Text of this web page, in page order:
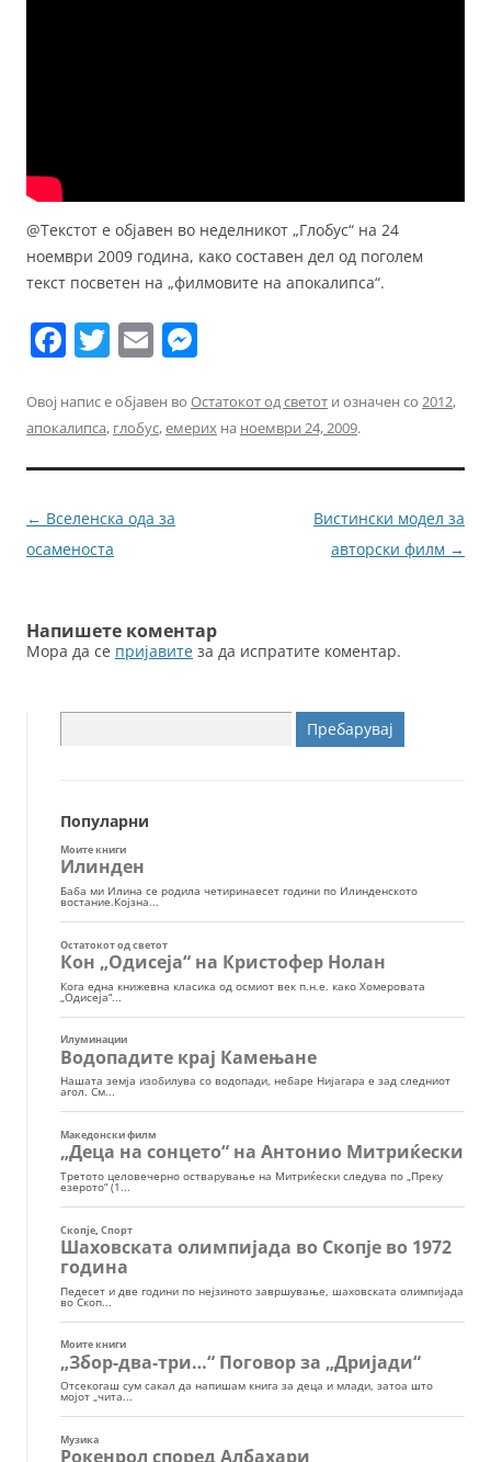
@Текстот е објавен во неделникот „Глобус“ на 24
ноември 2009 година, како составен дел од поголем
текст посветен на „филмовите на апокалипса“.
F
c
e
b
o
o
T
itt
er
E
ai
l
ss
e
n
Овој напис е објавен во Остатокот од светот и означен со 2012,
апокалипса, глобус,емерих на ноември 24, 2009.
Навигација
за
← Вселенска ода за
осаменоста
Вистински модел за
авторски филм →
Напишете коментар
Мора да се пријавите за да испратите коментар.
за:
Популарни